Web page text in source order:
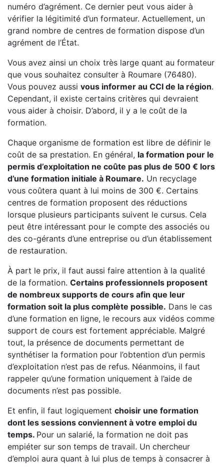
numéro d’agrément. Ce dernier peut vous aider à
vérifier la légitimité d’un formateur. Actuellement, un
grand nombre de centres de formation dispose d’un
agrément de l’État.
Vous avez ainsi un choix très large quant au formateur
que vous souhaitez consulter à Roumare (76480).
Vous pouvez aussi vous informer au CCI de la région.
Cependant, il existe certains critères qui devraient
vous aider à choisir. D’abord, il y a le coût de la
formation.
Chaque organisme de formation est libre de définir le
coût de sa prestation. En général, la formation pour le
permis d’exploitation ne coûte pas plus de 500 € lors
d’une formation initiale à Roumare. Un recyclage
vous coûtera quant à lui moins de 300 €. Certains
centres de formation proposent des réductions
lorsque plusieurs participants suivent le cursus. Cela
peut être intéressant pour le compte des associés ou
des co-gérants d’une entreprise ou d’un établissement
de restauration.
À part le prix, il faut aussi faire attention à la qualité
de la formation. Certains professionnels proposent
de nombreux supports de cours afin que leur
formation soit la plus complète possible. Dans le cas
d’une formation en ligne, le recours aux vidéos comme
support de cours est fortement appréciable. Malgré
tout, la présence de documents permettant de
synthétiser la formation pour l’obtention d’un permis
d’exploitation n’est pas de refus. Néanmoins, il faut
rappeler qu’une formation uniquement à l’aide de
documents n’est pas possible.
Et enfin, il faut logiquement choisir une formation
dont les sessions conviennent à votre emploi du
temps. Pour un salarié, la formation ne doit pas
empiéter sur son temps de travail. Un chercheur
d’emploi aura quant à lui plus de temps à consacrer à